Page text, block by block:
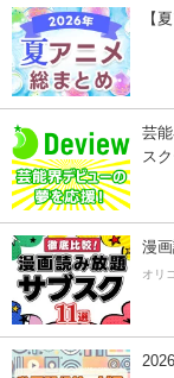
【
芸
ス
漫
オリ